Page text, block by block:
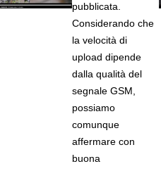
pubblicata.
Considerando che
la velocità di
upload dipende
dalla qualità del
segnale GSM,
possiamo
comunque
affermare con
buona